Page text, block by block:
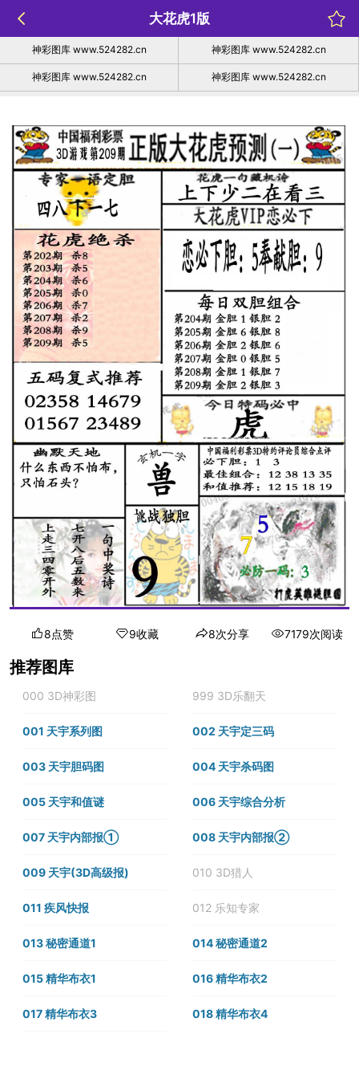
大花虎1版
神彩图库 www.524282.cn 神彩图库 www.524282.cn
神彩图库 www.524282.cn 神彩图库 www.524282.cn
8点赞 9收藏 8次分享 7179次阅读
推荐图库
000 3D神彩图 999 3D乐翻天
001 天宇系列图 002 天宇定三码
003 天宇胆码图 004 天宇杀码图
005 天宇和值谜 006 天宇综合分析
007 天宇内部报① 008 天宇内部报②
009 天宇(3D高级报) 010 3D猎人
011 疾风快报 012 乐知专家
013 秘密通道1 014 秘密通道2
015 精华布衣1 016 精华布衣2
017 精华布衣3 018 精华布衣4